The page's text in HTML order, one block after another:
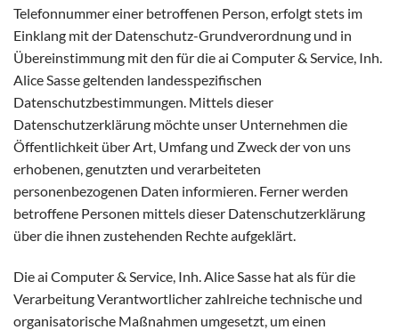
Telefonnummer einer betroffenen Person, erfolgt stets im
Einklang mit der Datenschutz-Grundverordnung und in
Übereinstimmung mit den für die ai Computer & Service, Inh.
Alice Sasse geltenden landesspezifischen
Datenschutzbestimmungen. Mittels dieser
Datenschutzerklärung möchte unser Unternehmen die
Öffentlichkeit über Art, Umfang und Zweck der von uns
erhobenen, genutzten und verarbeiteten
personenbezogenen Daten informieren. Ferner werden
betroffene Personen mittels dieser Datenschutzerklärung
über die ihnen zustehenden Rechte aufgeklärt.
Die ai Computer & Service, Inh. Alice Sasse hat als für die
Verarbeitung Verantwortlicher zahlreiche technische und
organisatorische Maßnahmen umgesetzt, um einen